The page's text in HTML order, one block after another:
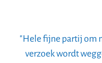
"Hele fijne partij om
verzoek wordt